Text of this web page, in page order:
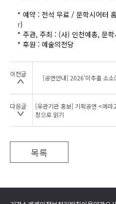
* 예약 : 전석 무료 / 문학시어터
r)
* 주관, 주최 : (사) 인천예총, 문학
* 후원 : 예술의전당
이전글 [공연안내] 2026'미추홀 소
다음글
[유관기관 홍보] 기획공연 <예라
창으로 읽기
목록